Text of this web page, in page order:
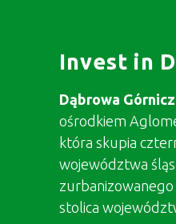
Invest in
Dąbrowa
ośrodkiem
która skupia
województwa
zurbanizowanego
stolica